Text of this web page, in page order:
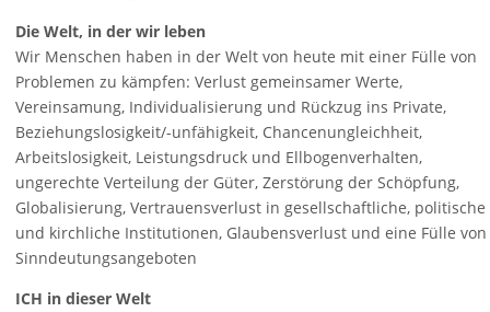
Die Welt, in der wir leben
Wir Menschen haben in der Welt von heute mit einer Fülle von
Problemen zu kämpfen: Verlust gemeinsamer Werte,
Vereinsamung, Individualisierung und Rückzug ins Private,
Beziehungslosigkeit/-unfähigkeit, Chancenungleichheit,
Arbeitslosigkeit, Leistungsdruck und Ellbogenverhalten,
ungerechte Verteilung der Güter, Zerstörung der Schöpfung,
Globalisierung, Vertrauensverlust in gesellschaftliche, politische
und kirchliche Institutionen, Glaubensverlust und eine Fülle von
Sinndeutungsangeboten
ICH in dieser Welt